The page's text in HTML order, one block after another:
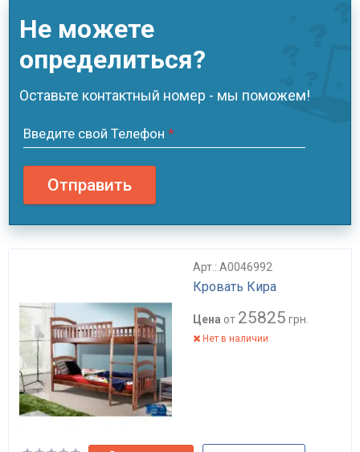
Не можете
определиться?
Оставьте контактный номер - мы поможем!
Введите свой Телефон *
Отправить
Арт.: А0046992
Кровать Кира
Цена от 25825 грн.
Нет в наличии